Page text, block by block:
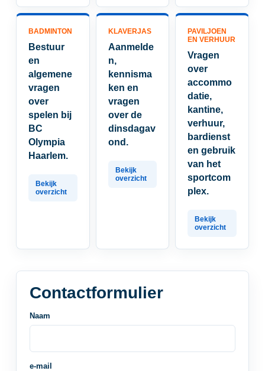
BADMINTON
Bestuur
en
algemene
vragen
over
spelen bij
BC
Olympia
Haarlem.
KLAVERJAS
Aanmelde
n,
kennisma
ken en
vragen
over de
dinsdagav
ond.
PAVILJOEN
EN VERHUUR
Vragen
over
accommo
datie,
kantine,
verhuur,
bardienst
en gebruik
van het
sportcom
plex.
Contactformulier
Naam
e-mail